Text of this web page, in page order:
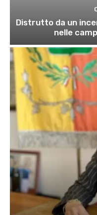
Distrutto da un
nelle